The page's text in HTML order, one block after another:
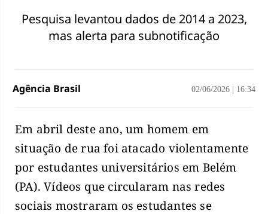
Pesquisa levantou dados de 2014 a 2023,
mas alerta para subnotificação
Agência Brasil 02/06/2026 16:34
Em abril deste ano, um homem em
situação de rua foi atacado violentamente
por estudantes universitários em Belém
(PA). Vídeos que circularam nas redes
sociais mostraram os estudantes se